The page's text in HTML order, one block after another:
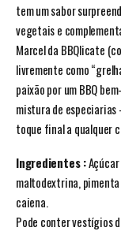
tem um sabor
vegetais e
Marcel da BBQlicate
livremente como
paixão por um BBQ
mistura de especiarias
toque final a qualquer
Ingredientes :Açúcar
maltodextrina,
caiena.
Pode conter vestígios